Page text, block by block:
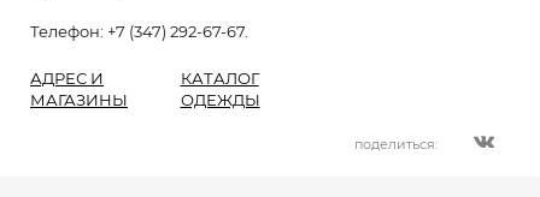
Телефон: +7 (347) 292-67-67.
АДРЕС И
МАГАЗИНЫ
КАТАЛОГ
ОДЕЖДЫ
поделиться: